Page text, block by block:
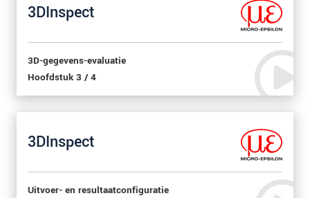
3DInspect
3D-gegevens-evaluatie
Hoofdstuk 3 / 4
3DInspect
Uitvoer- en resultaatconfiguratie